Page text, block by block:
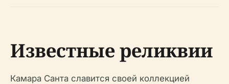
Известные реликвии
Камара Санта славится своей коллекцией